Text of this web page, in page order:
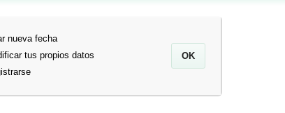
nueva fecha
tus propios datos